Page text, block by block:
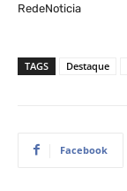
RedeNoticia
TAGS Destaque
Facebook